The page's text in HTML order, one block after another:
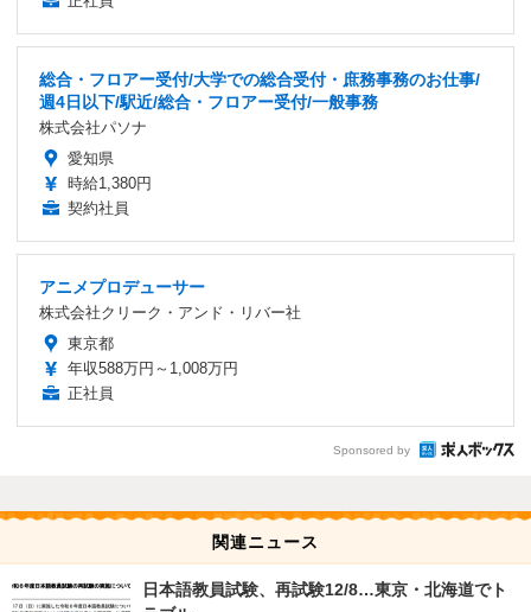
総合・フロアー受付/大学での総合受付・庶務事務のお仕事/
週4日以下/駅近/総合・フロアー受付/一般事務
株式会社パソナ
愛知県
時給1,380円
契約社員
アニメプロデューサー
株式会社クリーク・アンド・リバー社
東京都
年収588万円～1,008万円
正社員
Sponsored by
関連ニュース
日本語教員試験、再試験12/8…東京・北海道でト